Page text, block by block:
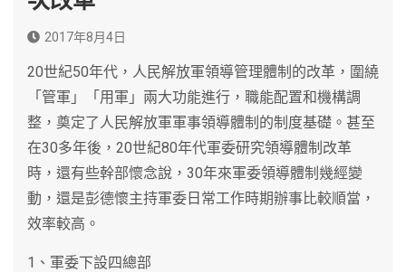
2017年8月4日
20世紀50年代，人民解放軍領導管理體制的改革，圍繞
「管軍」「用軍」兩大功能進行，職能配置和機構調
整，奠定了人民解放軍軍事領導體制的制度基礎。甚至
在30多年後，20世紀80年代軍委研究領導體制改革
時，還有些幹部懷念說，30年來軍委領導體制幾經變
動，還是彭德懷主持軍委日常工作時期辦事比較順當，
效率較高。
1、軍委下設四總部